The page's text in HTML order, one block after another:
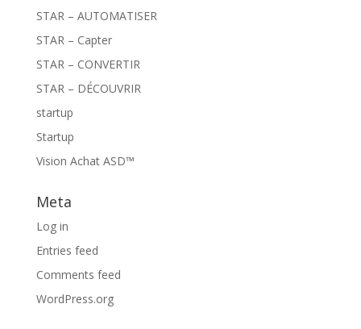
STAR – AUTOMATISER
STAR – Capter
STAR – CONVERTIR
STAR – DÉCOUVRIR
startup
Startup
Vision Achat ASD™
Meta
Log in
Entries feed
Comments feed
WordPress.org